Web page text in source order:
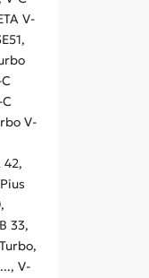
V-
V-
42,
33,
V-